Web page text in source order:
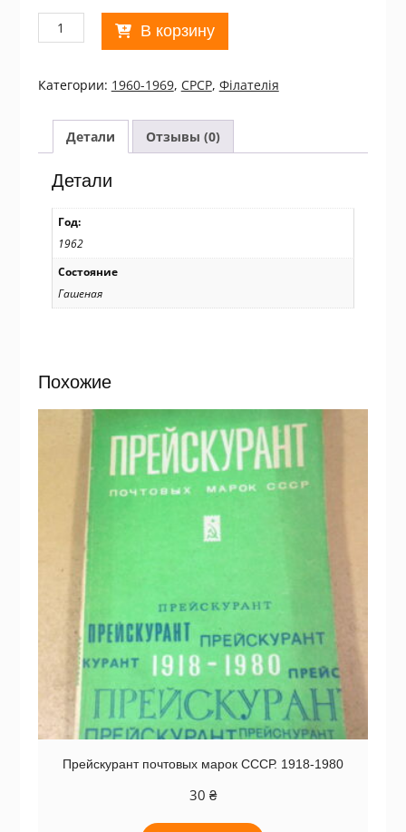
Количество
товара
1962
Новым
годом!
Used/06
В корзину
Категории: 1960-1969, СРСР, Філателія
Детали Отзывы (0)
Детали
Год:
1962
Состояние
Гашеная
Похожие
Прейскурант почтовых марок СССР. 1918-1980
30 ₴